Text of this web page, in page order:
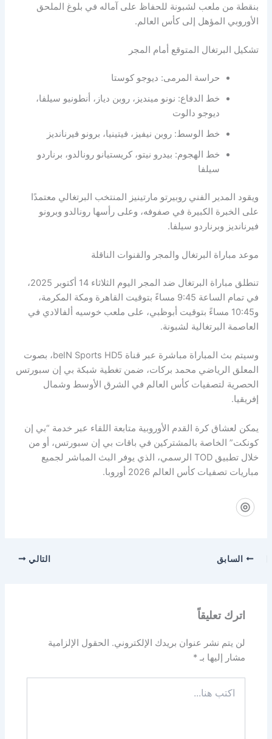
بنقطة من ملعب لشبونة للحفاظ على آماله في بلوغ الملحق
الأوروبي المؤهل إلى كأس العالم.
تشكيل البرتغال المتوقع أمام المجر
حراسة المرمى: ديوجو كوستا
خط الدفاع: نونو مينديز، روبن دياز، أنطونيو سيلفا،
ديوجو دالوت
خط الوسط: روبن نيفيز، فيتينيا، برونو فيرنانديز
خط الهجوم: بيدرو نيتو، كريستيانو رونالدو، برناردو
سيلفا
ويقود المدير الفني روبيرتو مارتينيز المنتخب البرتغالي معتمدًا
على الخبرة الكبيرة في صفوفه، وعلى رأسها رونالدو وبرونو
فيرنانديز وبرناردو سيلفا.
موعد مباراة البرتغال والمجر والقنوات الناقلة
تنطلق مباراة البرتغال ضد المجر اليوم الثلاثاء 14 أكتوبر 2025،
في تمام الساعة 9:45 مساءً بتوقيت القاهرة ومكة المكرمة،
و10:45 مساءً بتوقيت أبوظبي، على ملعب خوسيه ألفالادي في
العاصمة البرتغالية لشبونة.
وسيتم بث المباراة مباشرة عبر قناة beIN Sports HD5، بصوت
المعلق الرياضي محمد بركات، ضمن تغطية شبكة بي إن سبورتس
الحصرية لتصفيات كأس العالم في الشرق الأوسط وشمال
إفريقيا.
يمكن لعشاق كرة القدم الأوروبية متابعة اللقاء عبر خدمة “بي إن
كونكت” الخاصة بالمشتركين في باقات بي إن سبورتس، أو من
خلال تطبيق TOD الرسمي، الذي يوفر البث المباشر لجميع
مباريات تصفيات كأس العالم 2026 أوروبا.
السابق التالي
اترك تعليقاً
لن يتم نشر عنوان بريدك الإلكتروني. الحقول الإلزامية
مشار إليها بـ*
هنا...